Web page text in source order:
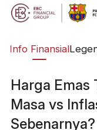
Info Finansial
Harga Emas
Masa vs
Sebenarnya?